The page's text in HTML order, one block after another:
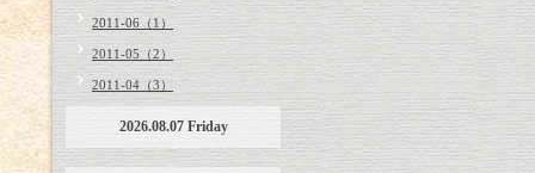
2011-06（1）
2011-05（2）
2011-04（3）
2026.08.07 Friday